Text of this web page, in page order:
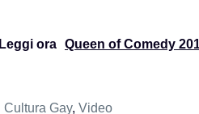
Leggi ora Queen of Comedy
Categorie
Cultura Gay, Video